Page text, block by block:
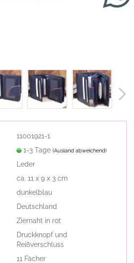
11001921-1
1-3 Tage (Ausland abweichend)
Leder
ca. 11 x 9 x 3 cm
dunkelblau
Deutschland
Ziernaht in rot
Druckknopf und
Reißverschluss
11 Fächer